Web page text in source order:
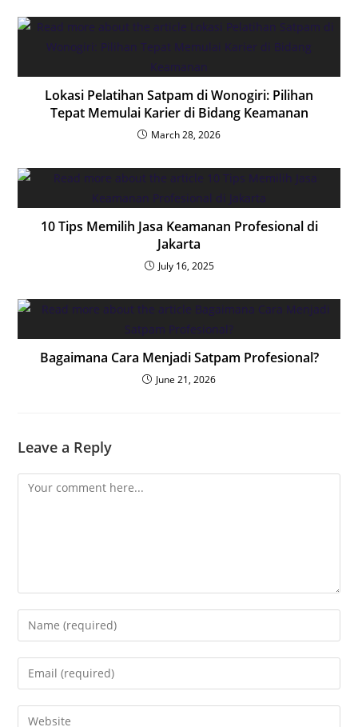
Lokasi Pelatihan Satpam di Wonogiri: Pilihan
Tepat Memulai Karier di Bidang Keamanan
March 28, 2026
10 Tips Memilih Jasa Keamanan Profesional di
Jakarta
July 16, 2025
Bagaimana Cara Menjadi Satpam Profesional?
June 21, 2026
Leave a Reply